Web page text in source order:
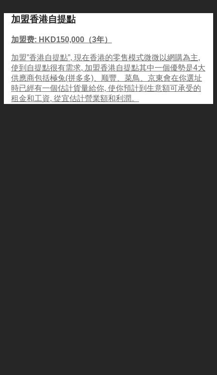
加盟香港自提點
加盟费: HKD150,000（3年）
加盟”香港自提點”, 現在香港的零售模式微微以網購為主,
使到自提點很有需求, 加盟香港自提點其中一個優勢是4大
供應商包括極兔(拼多多)、顺豐、菜鳥、京東會在你選址
時已經有一個估計貨量給你, 使你預計到生意額可承受的
租金和工資, 從宜估計營業額和利潤。